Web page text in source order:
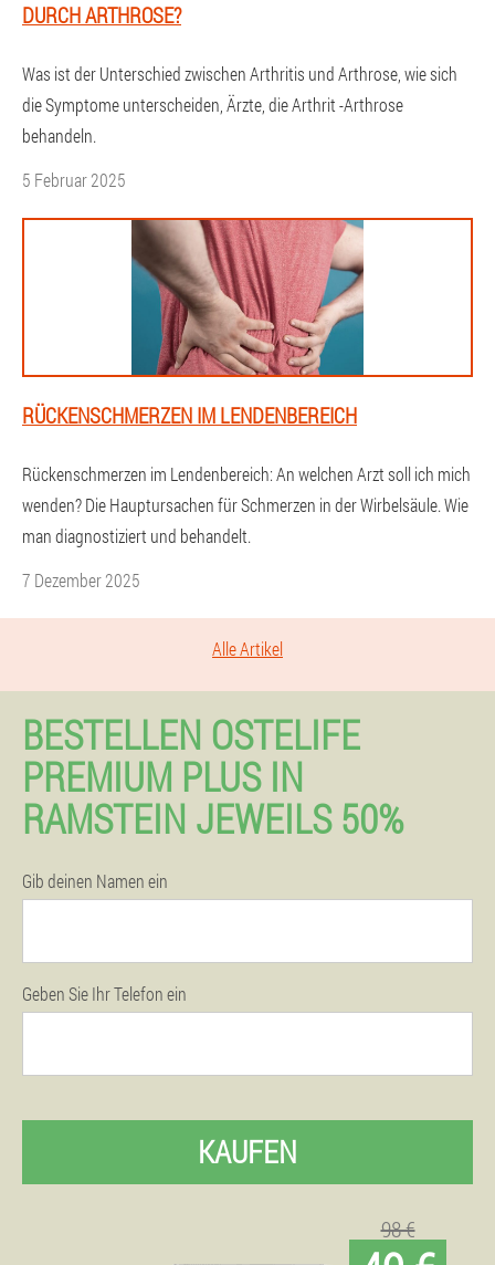
DURCH ARTHROSE?
Was ist der Unterschied zwischen Arthritis und Arthrose, wie sich
die Symptome unterscheiden, Ärzte, die Arthrit -Arthrose
behandeln.
5 Februar 2025
RÜCKENSCHMERZEN IM LENDENBEREICH
Rückenschmerzen im Lendenbereich: An welchen Arzt soll ich mich
wenden? Die Hauptursachen für Schmerzen in der Wirbelsäule. Wie
man diagnostiziert und behandelt.
7 Dezember 2025
Alle Artikel
BESTELLEN OSTELIFE
PREMIUM PLUS IN
RAMSTEIN JEWEILS 50%
Gib deinen Namen ein
Geben Sie Ihr Telefon ein
KAUFEN
98 €